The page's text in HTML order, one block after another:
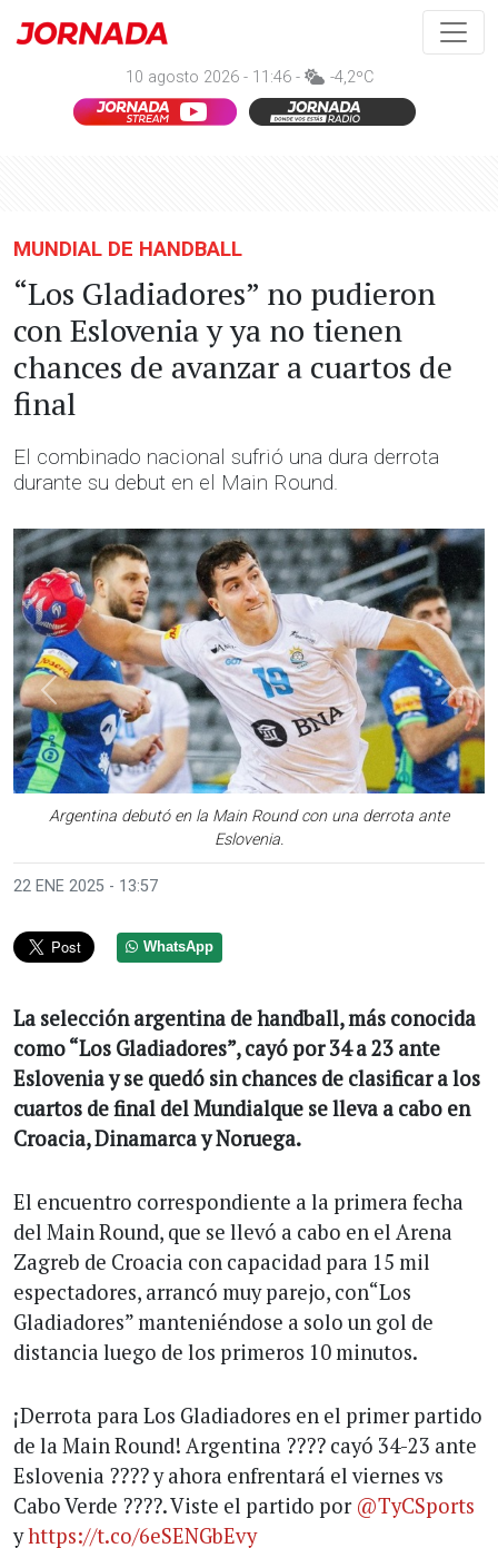
10 agosto 2026 - 11:46 - -4,2ºC
MUNDIAL DE HANDBALL
“Los Gladiadores” no pudieron
con Eslovenia y ya no tienen
chances de avanzar a cuartos de
final
El combinado nacional sufrió una dura derrota
durante su debut en el Main Round.
Argentina debutó en la Main Round con una derrota ante
Eslovenia.
Anterior
22 ENE 2025 - 13:57
WhatsApp
La selección argentina de handball, más conocida
como “Los Gladiadores”, cayó por 34 a 23 ante
Eslovenia y se quedó sin chances de clasificar a los
cuartos de final del Mundialque se lleva a cabo en
Croacia, Dinamarca y Noruega.
El encuentro correspondiente a la primera fecha
del Main Round, que se llevó a cabo en el Arena
Zagreb de Croacia con capacidad para 15 mil
espectadores, arrancó muy parejo, con“Los
Gladiadores” manteniéndose a solo un gol de
distancia luego de los primeros 10 minutos.
¡Derrota para Los Gladiadores en el primer partido
de la Main Round! Argentina ???? cayó 34-23 ante
Eslovenia ???? y ahora enfrentará el viernes vs
Cabo Verde ????. Viste el partido por @TyCSports
yhttps://t.co/6eSENGbEvy